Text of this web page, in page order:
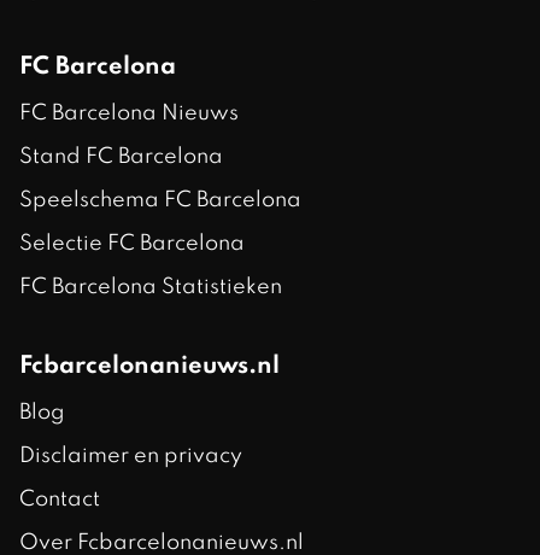
FC Barcelona
FC Barcelona Nieuws
Stand FC Barcelona
Speelschema FC Barcelona
Selectie FC Barcelona
FC Barcelona Statistieken
Fcbarcelonanieuws.nl
Blog
Disclaimer en privacy
Contact
Over Fcbarcelonanieuws.nl